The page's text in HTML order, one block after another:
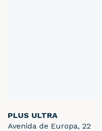
PLUS ULTRA
Avenida de Europa, 22